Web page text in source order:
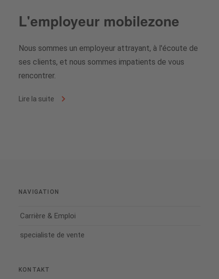
L'employeur mobilezone
Nous sommes un employeur attrayant, à l'écoute de
ses clients, et nous sommes impatients de vous
rencontrer.
Lire la suite
NAVIGATION
Carrière & Emploi
specialiste de vente
KONTAKT